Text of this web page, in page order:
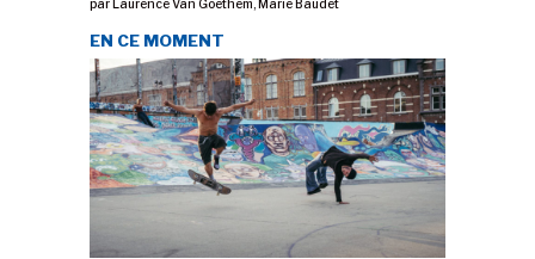
par Laurence Van Goethem, Marie Baudet
EN CE MOMENT